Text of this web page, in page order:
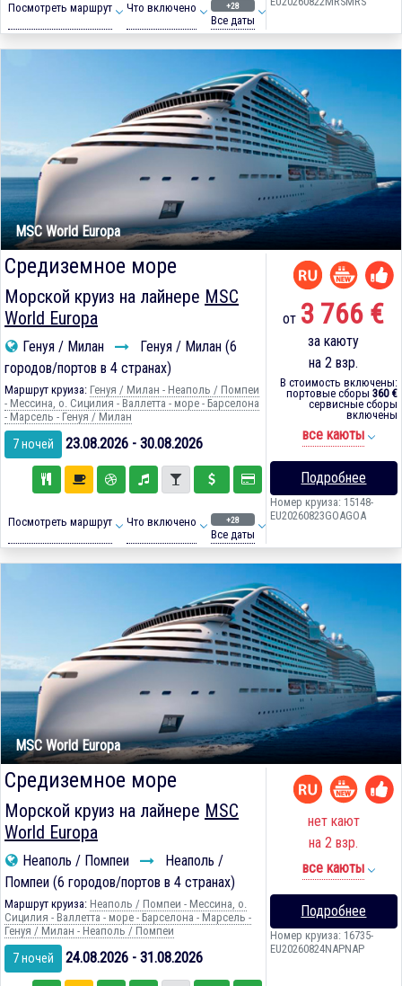
Посмотреть маршрут Что включено +28
Все даты
MSC World Europa
Средиземное море
Морской круиз на лайнере MSC
World Europa
Генуя / Милан
Генуя / Милан (6
городов/портов в 4 странах)
Маршрут круиза: Генуя / Милан - Неаполь / Помпеи
- Мессина, о. Сицилия - Валлетта - море - Барселона
- Марсель - Генуя / Милан
7 ночей 23.08.2026 - 30.08.2026
Посмотреть маршрут Что включено +28
Все даты
от 3 766 €
за каюту
на 2 взр.
В стоимость включены:
портовые сборы 360 €
сервисные сборы
включены
все каюты
Подробнее
Номер круиза: 15148-
EU20260823GOAGOA
MSC World Europa
Средиземное море
Морской круиз на лайнере MSC
World Europa
Неаполь / Помпеи
Неаполь /
Помпеи (6 городов/портов в 4 странах)
Маршрут круиза: Неаполь / Помпеи - Мессина, о.
Сицилия - Валлетта - море - Барселона - Марсель -
Генуя / Милан - Неаполь / Помпеи
7 ночей 24.08.2026 - 31.08.2026
нет кают
на 2 взр.
все каюты
Подробнее
Номер круиза: 16735-
EU20260824NAPNAP